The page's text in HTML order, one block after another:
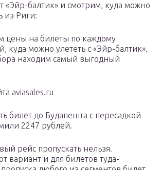
«Эйр-балтик» и смотрим, куда можно
из Риги:
цены на билеты по каждому
куда можно улететь с «Эйр-балтик».
находим самый выгодный
aviasales.ru
билет до Будапешта с пересадкой
2247 рублей.
рейс пропускать нельзя.
вариант и для билетов туда-